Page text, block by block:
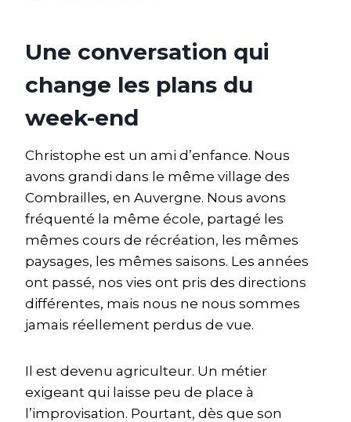
Une conversation qui
change les plans du
week-end
Christophe est un ami d’enfance. Nous
avons grandi dans le même village des
Combrailles, en Auvergne. Nous avons
fréquenté la même école, partagé les
mêmes cours de récréation, les mêmes
paysages, les mêmes saisons. Les années
ont passé, nos vies ont pris des directions
différentes, mais nous ne nous sommes
jamais réellement perdus de vue.
Il est devenu agriculteur. Un métier
exigeant qui laisse peu de place à
l’improvisation. Pourtant, dès que son